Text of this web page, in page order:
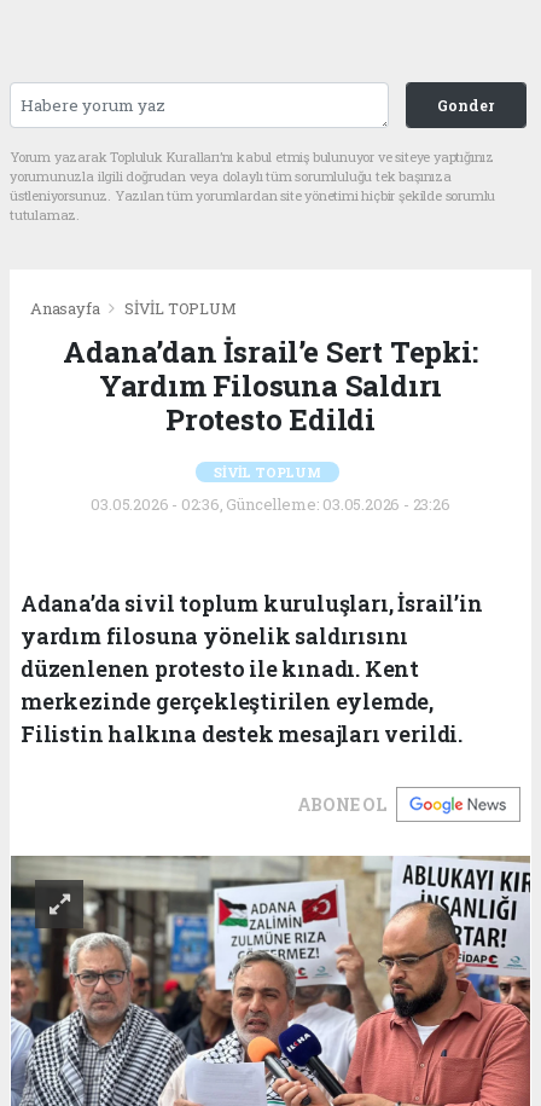
Gonder
Yorum yazarak Topluluk Kuralları’nı kabul etmiş bulunuyor ve siteye yaptığınız
yorumunuzla ilgili doğrudan veya dolaylı tüm sorumluluğu tek başınıza
üstleniyorsunuz. Yazılan tüm yorumlardan site yönetimi hiçbir şekilde sorumlu
tutulamaz.
Anasayfa SİVİL TOPLUM
Adana’dan İsrail’e Sert Tepki:
Yardım Filosuna Saldırı
Protesto Edildi
SİVİL TOPLUM
03.05.2026 - 02:36, Güncelleme: 03.05.2026 - 23:26
Adana’da sivil toplum kuruluşları, İsrail’in
yardım filosuna yönelik saldırısını
düzenlenen protesto ile kınadı. Kent
merkezinde gerçekleştirilen eylemde,
Filistin halkına destek mesajları verildi.
ABONE OL